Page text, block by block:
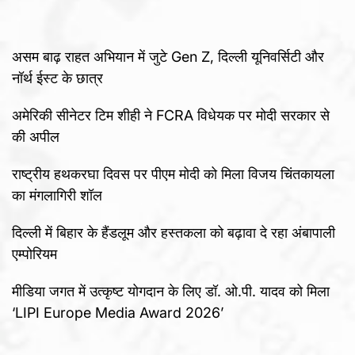
असम बाढ़ राहत अभियान में जुटे Gen Z, दिल्ली यूनिवर्सिटी और
नॉर्थ ईस्ट के छात्र
अमेरिकी सीनेटर टिम शीही ने FCRA विधेयक पर मोदी सरकार से
की अपील
राष्ट्रीय हथकरघा दिवस पर पीएम मोदी को मिला विजय चिंतकायला
का मंगलागिरी शॉल
दिल्ली में बिहार के हैंडलूम और हस्तकला को बढ़ावा दे रहा अंबापाली
एम्पोरियम
मीडिया जगत में उत्कृष्ट योगदान के लिए डॉ. ओ.पी. यादव को मिला
‘LIPI Europe Media Award 2026’